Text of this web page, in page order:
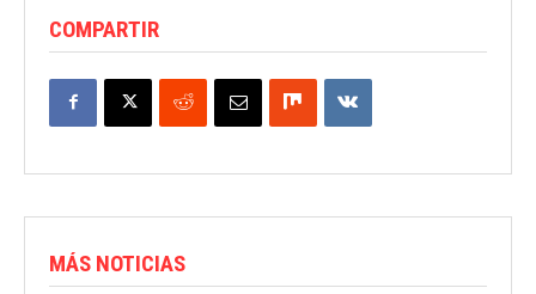
COMPARTIR
MÁS NOTICIAS